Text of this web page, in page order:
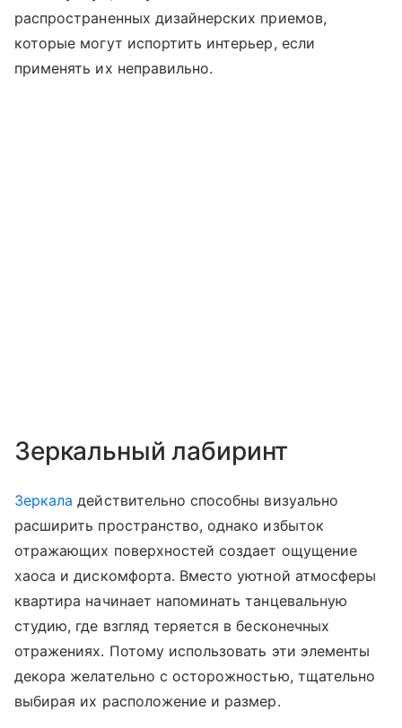
распространенных дизайнерских приемов,
которые могут испортить интерьер, если
применять их неправильно.
Зеркальный лабиринт
Зеркала действительно способны визуально
расширить пространство, однако избыток
отражающих поверхностей создает ощущение
хаоса и дискомфорта. Вместо уютной атмосферы
квартира начинает напоминать танцевальную
студию, где взгляд теряется в бесконечных
отражениях. Потому использовать эти элементы
декора желательно с осторожностью, тщательно
выбирая их расположение и размер.